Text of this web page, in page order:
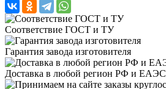
Соответствие ГОСТ и ТУ
Гарантия завода изготовителя
Доставка в любой регион РФ и ЕАЭС